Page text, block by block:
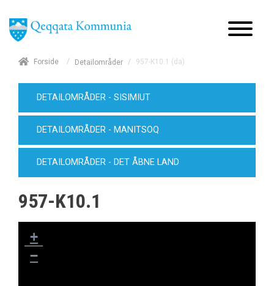
Forside / Detailområder / 957-K10.1 (da)
DETAILOMRÅDER - SISIMIUT
DETAILOMRÅDER - MANITSOQ
DETAILOMRÅDER - DET ÅBNE LAND
957-K10.1
+
−